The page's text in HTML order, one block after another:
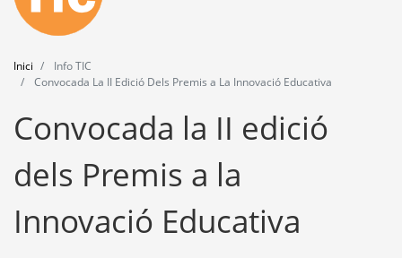
Actualitat
Agenda
Formació
Eines
Inici
Info TIC
Convocada La II Edició Dels Premis a La Innovació Educativa
Convocada la II edició
dels Premis a la
Innovació Educativa